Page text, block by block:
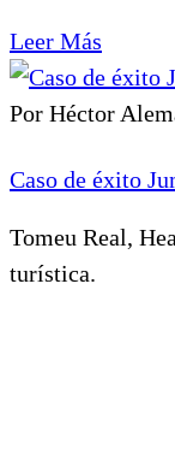
Leer Más
Por Héctor
Caso de éxito
Tomeu Real,
turística.